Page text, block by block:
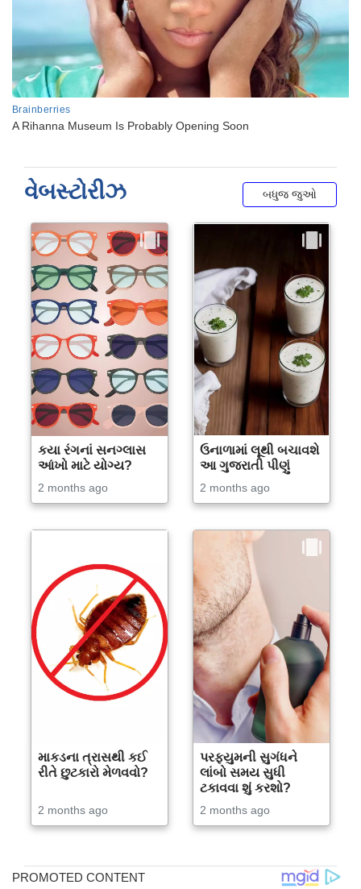
વેબસ્ટોરીઝ બધુજ જુઓ
કયા રંગનાં સનગ્લાસ
આંખો માટે યોગ્ય?
2 months ago
ઉનાળામાં લૂથી બચાવશે
આ ગુજરાતી પીણું
2 months ago
માકડના ત્રાસથી કઈ
રીતે છુટકારો મેળવવો?
2 months ago
પરફ્યુમની સુગંધને
લાંબો સમય સુધી
ટકાવવા શું કરશો?
2 months ago